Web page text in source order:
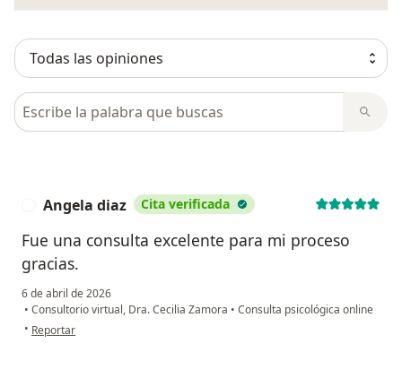
Busca en opiniones
Angela diaz Cita verificada
Fue una consulta excelente para mi proceso
gracias.
6 de abril de 2026
• Consultorio virtual, Dra. Cecilia Zamora • Consulta psicológica online
• en opinión del usuario Angela diaz
Reportar